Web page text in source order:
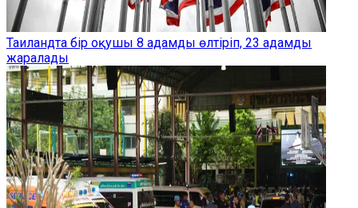
Таиландта бір оқушы 8 адамды өлтіріп, 23 адамды
жаралады